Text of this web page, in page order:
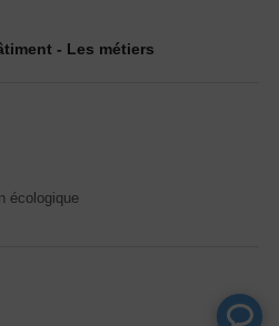
- Les métiers
écologique